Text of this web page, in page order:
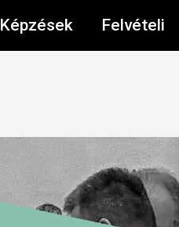
Képzések Felvételi